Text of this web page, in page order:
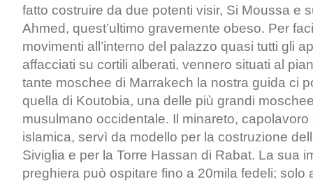
fatto costruire da due potenti visir, Si Moussa e
Ahmed, quest’ultimo gravemente obeso. Per
movimenti all’interno del palazzo quasi tutti gli
affacciati su cortili alberati, vennero situati al
tante moschee di Marrakech la nostra guida ci
quella di Koutobia, una delle più grandi
musulmano occidentale. Il minareto, capolavoro
islamica, servì da modello per la costruzione
Siviglia e per la Torre Hassan di Rabat. La sua
preghiera può ospitare fino a 20mila fedeli; solo